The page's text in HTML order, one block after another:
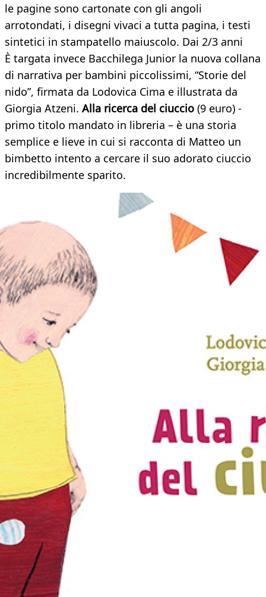
le pagine sono cartonate con gli angoli
arrotondati, i disegni vivaci a tutta pagina, i testi
sintetici in stampatello maiuscolo. Dai 2/3 anni
È targata invece Bacchilega Junior la nuova collana
di narrativa per bambini piccolissimi, “Storie del
nido”, firmata da Lodovica Cima e illustrata da
Giorgia Atzeni. Alla ricerca del ciuccio (9 euro) -
primo titolo mandato in libreria – è una storia
semplice e lieve in cui si racconta di Matteo un
bimbetto intento a cercare il suo adorato ciuccio
incredibilmente sparito.